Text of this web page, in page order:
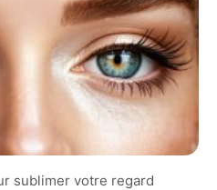
sublimer votre regard